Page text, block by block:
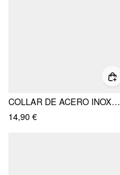
COLLAR DE ACERO INOXIDABLE BAÑADO EN ORO 18K CON PEDRERÍA
14,90 €